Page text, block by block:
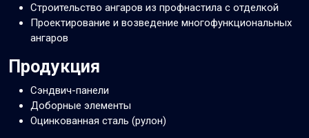
Строительство ангаров из профнастила с отделкой
Проектирование и возведение многофункциональных
ангаров
Продукция
Сэндвич-панели
Доборные элементы
Оцинкованная сталь (рулон)